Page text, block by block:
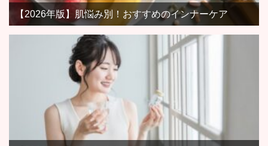
【2026年版】肌悩み別！おすすめのインナーケア